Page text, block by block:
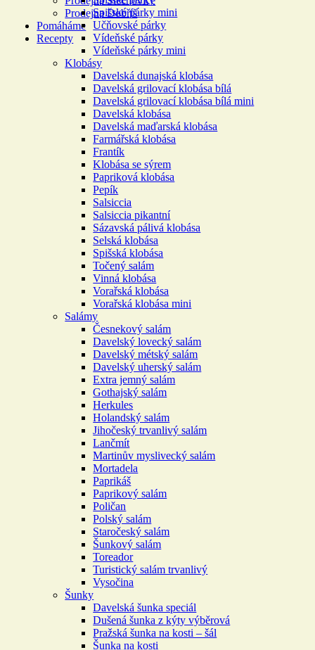
Prodejna Dobříš
Pomáháme
Recepty
Spišské párky mini
Učňovské párky
Vídeňské párky
Vídeňské párky mini
Klobásy
Davelská dunajská klobása
Davelská grilovací klobása bílá
Davelská grilovací klobása bílá mini
Davelská klobása
Davelská maďarská klobása
Farmářská klobása
Frantík
Klobása se sýrem
Papriková klobása
Pepík
Salsiccia
Salsiccia pikantní
Sázavská pálivá klobása
Selská klobása
Spišská klobása
Točený salám
Vinná klobása
Vorařská klobása
Vorařská klobása mini
Salámy
Česnekový salám
Davelský lovecký salám
Davelský métský salám
Davelský uherský salám
Extra jemný salám
Gothajský salám
Herkules
Holandský salám
Jihočeský trvanlivý salám
Lančmít
Martinův myslivecký salám
Mortadela
Paprikáš
Paprikový salám
Poličan
Polský salám
Staročeský salám
Šunkový salám
Toreador
Turistický salám trvanlivý
Vysočina
Šunky
Davelská šunka speciál
Dušená šunka z kýty výběrová
Pražská šunka na kosti – šál
Šunka na kosti